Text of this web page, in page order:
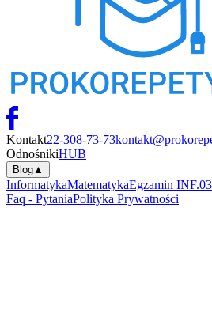
Kontakt22-308-73-73
OdnośnikiHUB
Blog▲
InformatykaMatematykaEgzamin INF.03
Faq - PytaniaPolityka Prywatności